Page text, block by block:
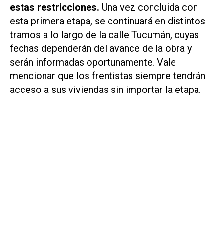
estas restricciones. Una vez concluida con
esta primera etapa, se continuará en distintos
tramos a lo largo de la calle Tucumán, cuyas
fechas dependerán del avance de la obra y
serán informadas oportunamente. Vale
mencionar que los frentistas siempre tendrán
acceso a sus viviendas sin importar la etapa.